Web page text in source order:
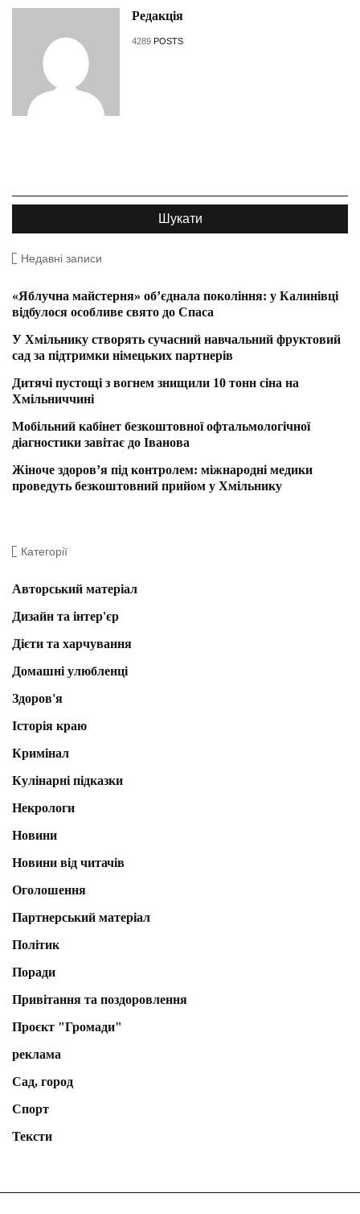
Редакція
4289 POSTS
Недавні записи
«Яблучна майстерня» об’єднала покоління: у Калинівці
відбулося особливе свято до Спаса
У Хмільнику створять сучасний навчальний фруктовий
сад за підтримки німецьких партнерів
Дитячі пустощі з вогнем знищили 10 тонн сіна на
Хмільниччині
Мобільний кабінет безкоштовної офтальмологічної
діагностики завітає до Іванова
Жіноче здоров’я під контролем: міжнародні медики
проведуть безкоштовний прийом у Хмільнику
Категорії
Авторський матеріал
Дизайн та інтер'єр
Дієти та харчування
Домашні улюбленці
Здоров'я
Історія краю
Кримінал
Кулінарні підказки
Некрологи
Новини
Новини від читачів
Оголошення
Партнерський матеріал
Політик
Поради
Привітання та поздоровлення
Проєкт "Громади"
реклама
Сад, город
Спорт
Тексти